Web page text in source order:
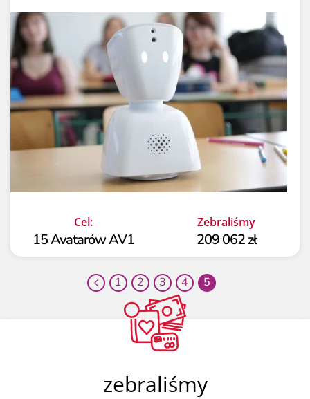
Cel:
15 Avatarów AV1
Zebraliśmy
209 062 zł
1 2 3 4 5
zebraliśmy